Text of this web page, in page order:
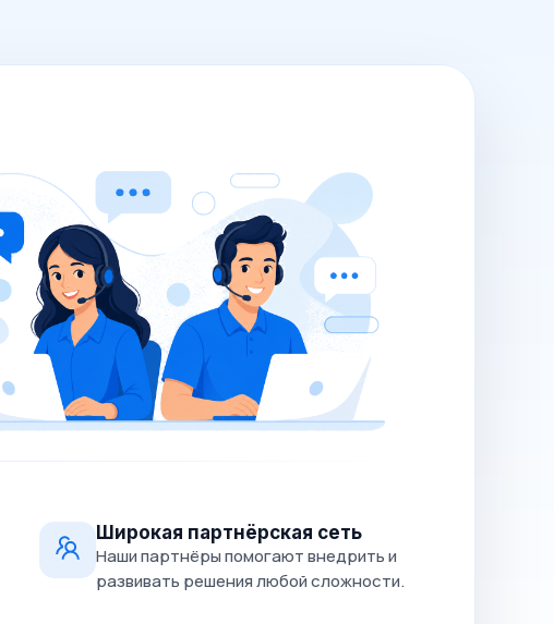
Широкая партнёрская сеть
Наши партнёры помогают внедрить и
развивать решения любой сложности.